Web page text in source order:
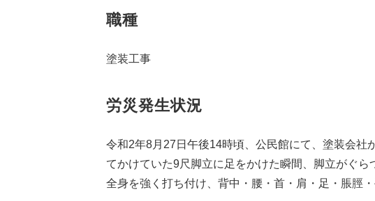
職種
塗装工事
労災発生状況
令和2年8月27日午後14時頃、公民館にて、塗装会社
てかけていた9尺脚立に足をかけた瞬間、脚立がぐ
全身を強く打ち付け、背中・腰・首・肩・足・脹脛